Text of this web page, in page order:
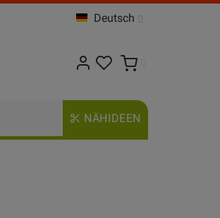
Deutsch
NÄHIDEEN